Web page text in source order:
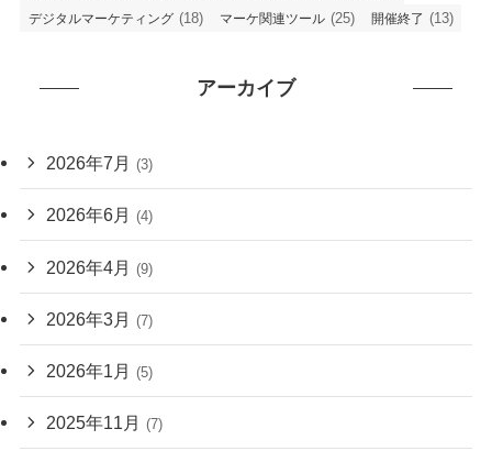
デジタルマーケティング (18) マーケ関連ツール (25) 開催終了 (13)
アーカイブ
2026年7月 (3)
2026年6月 (4)
2026年4月 (9)
2026年3月 (7)
2026年1月 (5)
2025年11月 (7)